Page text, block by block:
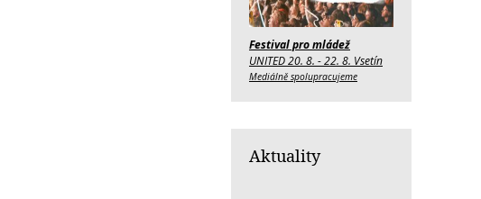
Festival pro mládež
UNITED 20. 8. - 22. 8. Vsetín
Mediálně spolupracujeme
Aktuality